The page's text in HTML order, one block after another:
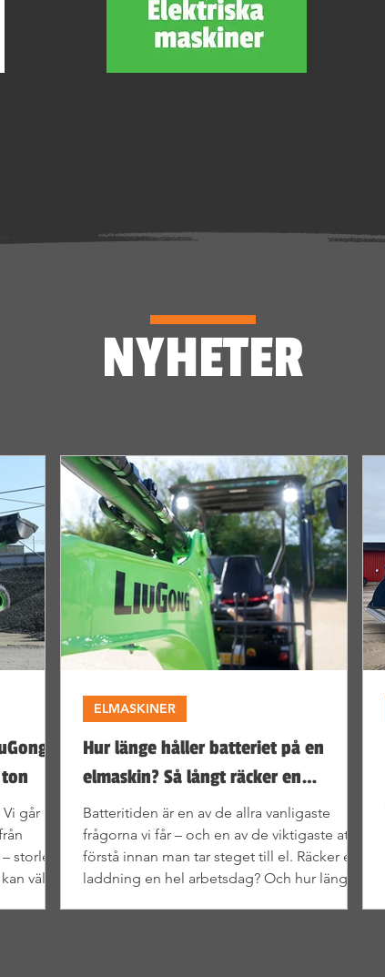
NYHETER
går
storlek
välja
Hur länge håller batteriet på en
elmaskin? Så långt räcker en
laddning – och så länge håller
batteriet
Batteritiden är en av de allra vanligaste
frågorna vi får – och en av de viktigaste att
förstå innan man tar steget till el. Räcker en
laddning en hel arbetsdag? Och hur länge
ELMASKINER